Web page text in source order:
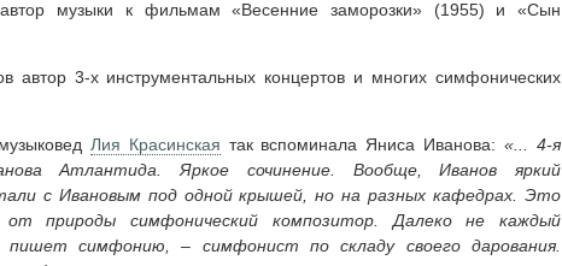
музыки к фильмам «Весенние заморозки» (1955) и «Сын
автор 3-х инструментальных концертов и многих симфонических
Лия Красинская так вспоминала Яниса Иванова:«... 4-я
Атлантида. Яркое сочинение. Вообще, Иванов яркий
с Ивановым под одной крышей, но на разных кафедрах. Это
от природы симфонический композитор. Далеко не каждый
пишет симфонию, – симфонист по складу своего дарования.